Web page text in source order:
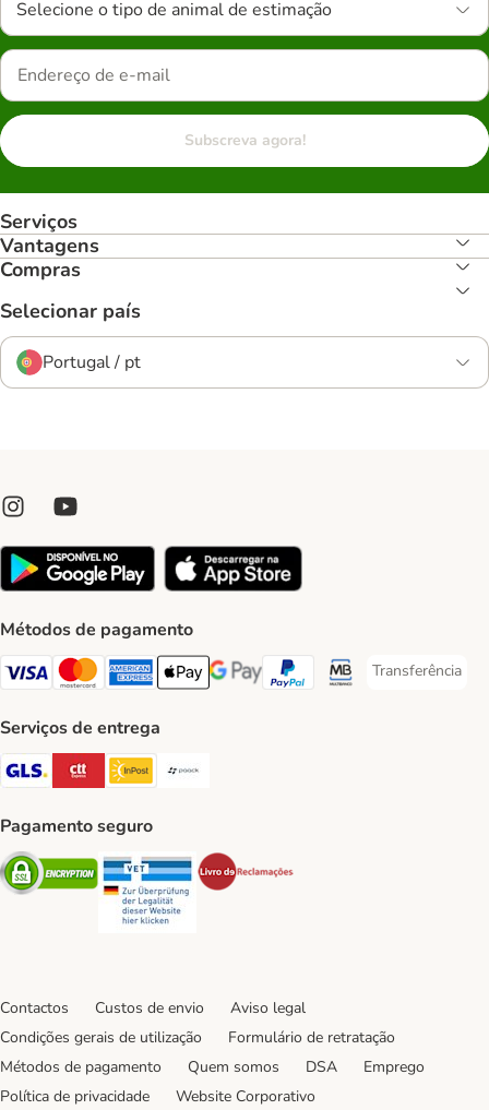
Selecione o tipo de animal de estimação
Subscreva agora!
Serviços
Vantagens
Compras
Selecionar país
Portugal / pt
Métodos de pagamento
Visa Payment Method
Mastercard Payment Method
American Express Payment Method
Apple Pay Payment Method
Google Pay Payment Method
PayPal Payment Method
Multibanco Payment
Transferência
Transferência
Serviços de entrega
GLS Shipping Method
CTTExpress Shipping Method
InPost Shipping Method
Pagamento seguro
Security Security
Contactos Custos de envio
Aviso legal
Condições gerais de utilização
Formulário de retratação
Métodos de pagamento
Quem somos DSA
Emprego
Política de privacidade
Website Corporativo